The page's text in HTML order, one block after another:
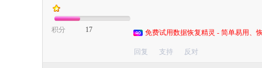
积分 17 免费试用数据恢复精灵 - 简单易用、
回复 支持 反对